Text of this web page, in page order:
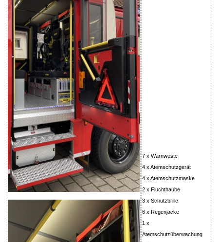
7 x Warnweste
4 x Atemschutzgerät
4 x Atemschutzmaske
2 x Fluchthaube
3 x Schutzbrille
6 x Regenjacke
1 x
Atemschutzüberwachung